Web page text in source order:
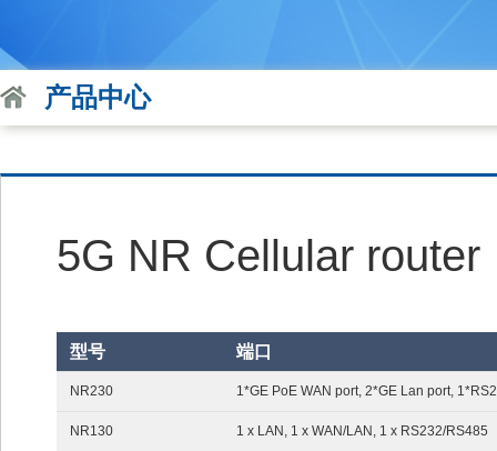
产品中心
5G NR Cellular router
型号 端口
NR230 1*GE PoE WAN port, 2*GE Lan port,
1*RS485
NR130 1 x LAN, 1 x WAN/LAN, 1 x RS232/RS485